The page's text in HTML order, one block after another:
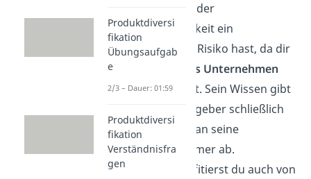
Du zu Beginn der
Selbstständigkeit ein
vermindertes Risiko hast, da dir
erfahrenes Unternehmen
zur Seite steht. Sein Wissen gibt
der Franchisegeber schließlich
immer direkt an seine
Franchisenehmer ab.
Natürlich profitierst du auch von
Produktdiversi
fikation
Übungsaufgab
e
2/3 – Dauer: 01:59
Produktdiversi
fikation
Verständnisfra
gen